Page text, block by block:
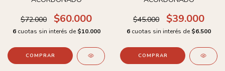
$72.000 $60.000
6 cuotas sin interés de $10.000
COMPRAR
$45.000 $39.000
6 cuotas sin interés de $6.500
COMPRAR